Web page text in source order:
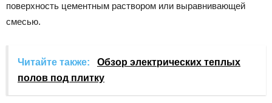
поверхность цементным раствором или выравнивающей
смесью.
Читайте также:
Обзор электрических теплых
полов под плитку